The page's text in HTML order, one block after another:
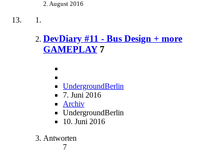
2. August 2016
DevDiary #11 - Bus Design + more
GAMEPLAY 7
UndergroundBerlin
7. Juni 2016
Archiv
UndergroundBerlin
10. Juni 2016
Antworten
7